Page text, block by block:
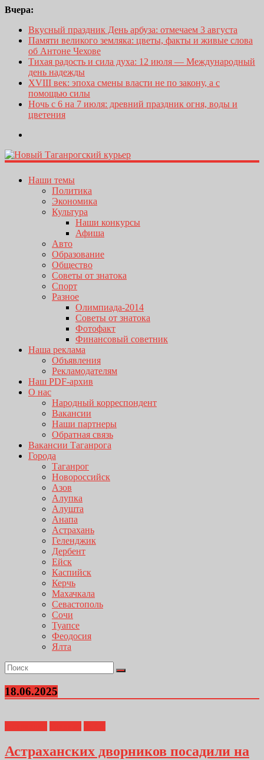
Вчера:
Вкусный праздник День арбуза: отмечаем 3 августа
Памяти великого земляка: цветы, факты и живые слова
об Антоне Чехове
Тихая радость и сила духа: 12 июля — Международный
день надежды
XVIII век: эпоха смены власти не по закону, а с
помощью силы
Ночь с 6 на 7 июля: древний праздник огня, воды и
цветения
Наши темы
Политика
Экономика
Культура
Наши конкурсы
Афиша
Авто
Образование
Общество
Советы от знатока
Спорт
Разное
Олимпиада-2014
Советы от знатока
Фотофакт
Финансовый советник
Наша реклама
Объявления
Рекламодателям
Наш PDF-архив
О нас
Народный корреспондент
Вакансии
Наши партнеры
Обратная связь
Вакансии Таганрога
Города
Таганрог
Новороссийск
Азов
Алупка
Алушта
Анапа
Астрахань
Геленджик
Дербент
Ейск
Каспийск
Керчь
Махачкала
Севастополь
Сочи
Туапсе
Феодосия
Ялта
18.06.2025
Астраханских дворников посадили на